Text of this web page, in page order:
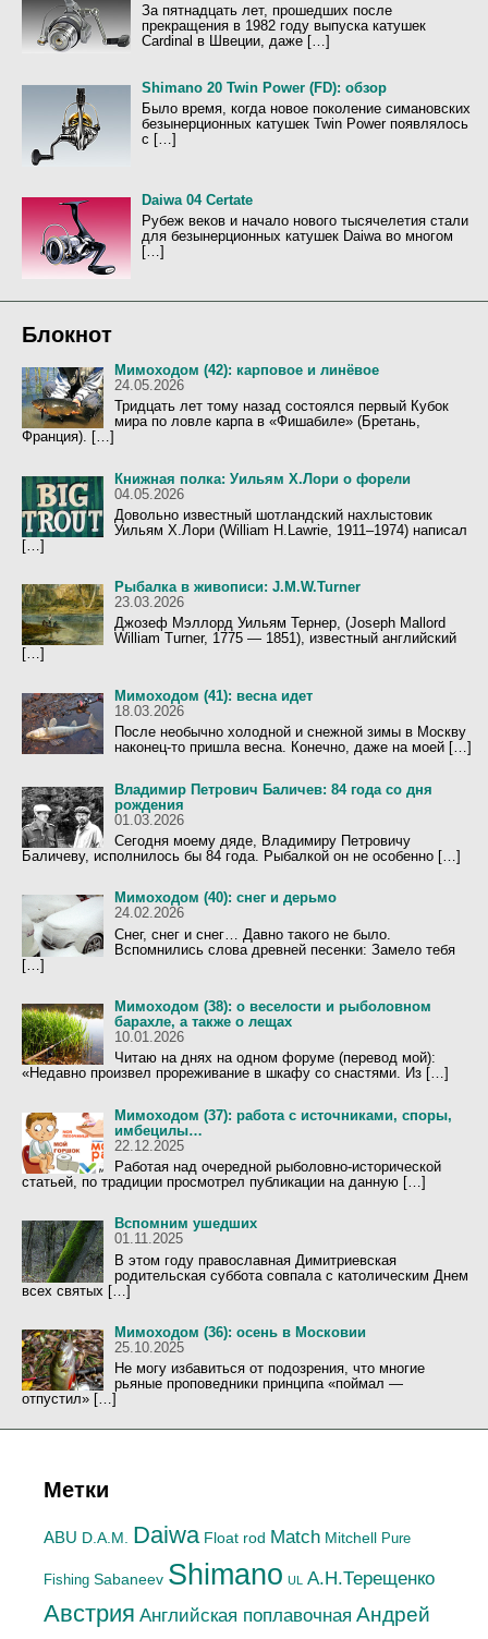
За пятнадцать лет, прошедших после
прекращения в 1982 году выпуска катушек
Cardinal в Швеции, даже […]
Shimano 20 Twin Power (FD): обзор
Было время, когда новое поколение симановских
безынерционных катушек Twin Power появлялось
с […]
Daiwa 04 Certate
Рубеж веков и начало нового тысячелетия стали
для безынерционных катушек Daiwa во многом
[…]
Блокнот
Мимоходом (42): карповое и линёвое
24.05.2026
Тридцать лет тому назад состоялся первый Кубок
мира по ловле карпа в «Фишабиле» (Бретань,
Франция). […]
Книжная полка: Уильям Х.Лори о форели
04.05.2026
Довольно известный шотландский нахлыстовик
Уильям Х.Лори (William H.Lawrie, 1911–1974) написал
[…]
Рыбалка в живописи: J.M.W.Turner
23.03.2026
Джозеф Мэллорд Уильям Тернер, (Joseph Mallord
William Turner, 1775 — 1851), известный английский
[…]
Мимоходом (41): весна идет
18.03.2026
После необычно холодной и снежной зимы в Москву
наконец-то пришла весна. Конечно, даже на моей […]
Владимир Петрович Баличев: 84 года со дня
рождения
01.03.2026
Сегодня моему дяде, Владимиру Петровичу
Баличеву, исполнилось бы 84 года. Рыбалкой он не особенно […]
Мимоходом (40): снег и дерьмо
24.02.2026
Снег, снег и снег… Давно такого не было.
Вспомнились слова древней песенки: Замело тебя
[…]
Мимоходом (38): о веселости и рыболовном
барахле, а также о лещах
10.01.2026
Читаю на днях на одном форуме (перевод мой):
«Недавно произвел прореживание в шкафу со снастями. Из […]
Мимоходом (37): работа с источниками, споры,
имбецилы…
22.12.2025
Работая над очередной рыболовно-исторической
статьей, по традиции просмотрел публикации на данную […]
Вспомним ушедших
01.11.2025
В этом году православная Димитриевская
родительская суббота совпала с католическим Днем
всех святых […]
Мимоходом (36): осень в Московии
25.10.2025
Не могу избавиться от подозрения, что многие
рьяные проповедники принципа «поймал —
отпустил» […]
Метки
ABU D.A.M. Daiwa Float rod Match Mitchell Pure
Fishing Sabaneev Shimano UL А.H.Терещенко
Австрия Английская поплавочная Андрей